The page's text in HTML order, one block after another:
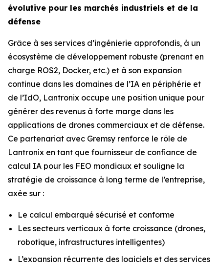
évolutive pour les marchés industriels et de la
défense
Grâce à ses services d’ingénierie approfondis, à un
écosystème de développement robuste (prenant en
charge ROS2, Docker, etc.) et à son expansion
continue dans les domaines de l’IA en périphérie et
de l’IdO, Lantronix occupe une position unique pour
générer des revenus à forte marge dans les
applications de drones commerciaux et de défense.
Ce partenariat avec Gremsy renforce le rôle de
Lantronix en tant que fournisseur de confiance de
calcul IA pour les FEO mondiaux et souligne la
stratégie de croissance à long terme de l’entreprise,
axée sur :
Le calcul embarqué sécurisé et conforme
Les secteurs verticaux à forte croissance (drones,
robotique, infrastructures intelligentes)
L’expansion récurrente des logiciels et des services